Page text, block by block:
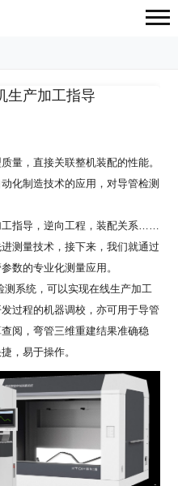
生产加工指导
量，直接关联整机装配的性能。
化制造技术的应用，对导管检测
工指导，逆向工程，装配关系……
测量技术，接下来，我们就通过
数的专业化测量应用。
系统，可以实现在线生产加工
过程的机器调校，亦可用于导管
阅，弯管三维重建结果准确稳
，易于操作。